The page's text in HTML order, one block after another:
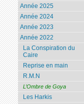
Année 2025
Année 2024
Année 2023
Année 2022
La Conspiration du
Caire
Reprise en main
R.M.N
L’Ombre de Goya
Les Harkis